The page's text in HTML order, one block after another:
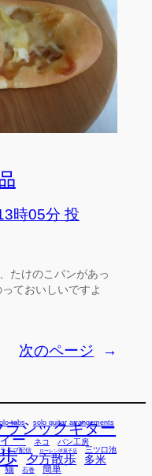
時05分 投
たけのこパンがあっ
ておいしいですよ
次のページ →
tabs solo guitar arrangements
ラシックギター
ー ネコ パン工房
ライブ配信 ローレン洋菓子店 三ツ口池
夕方散歩 多米
猫 石巻 簡単